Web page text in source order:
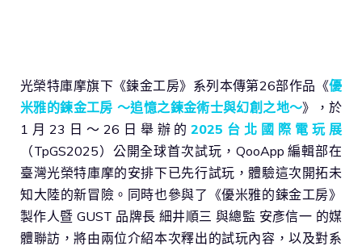
光榮特庫摩旗下《鍊金工房》系列本傳第26部作品《優
米雅的鍊金工房 ～追憶之鍊金術士與幻創之地～》，於
1月23日～26日舉辦的2025台北國際電玩展
（TpGS2025）公開全球首次試玩，QooApp 編輯部在
臺灣光榮特庫摩的安排下已先行試玩，體驗這次開拓未
知大陸的新冒險。同時也參與了《優米雅的鍊金工房》
製作人暨 GUST 品牌長 細井順三 與總監 安彥信一 的媒
體聯訪，將由兩位介紹本次釋出的試玩內容，以及對系